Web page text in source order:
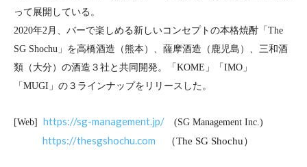
って展開している。
2020年2月、バーで楽しめる新しいコンセプトの本格焼酎「 The
SG Shochu 」を高橋酒造（熊本）、薩摩酒造（鹿児島）、三和酒
類（大分）の酒造３社と共同開発。「 KOME 」「 IMO 」
「 MUGI 」の３ラインナップをリリースした。
[Web] https://sg-management.jp/ (SG Management Inc.)
https://thesgshochu.com （The SG Shochu）